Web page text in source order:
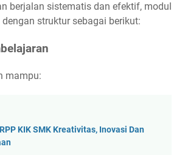
berjalan sistematis dan efektif, modul
struktur sebagai berikut:
mampu:
KIK SMK Kreativitas, Inovasi Dan